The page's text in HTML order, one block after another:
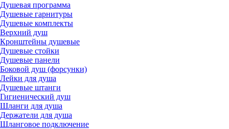
Душевая программа
Душевые гарнитуры
Душевые комплекты
Верхний душ
Кронштейны душевые
Душевые стойки
Душевые панели
Боковой душ (форсунки)
Лейки для душа
Душевые штанги
Гигиенический душ
Шланги для душа
Держатели для душа
Шланговое подключение